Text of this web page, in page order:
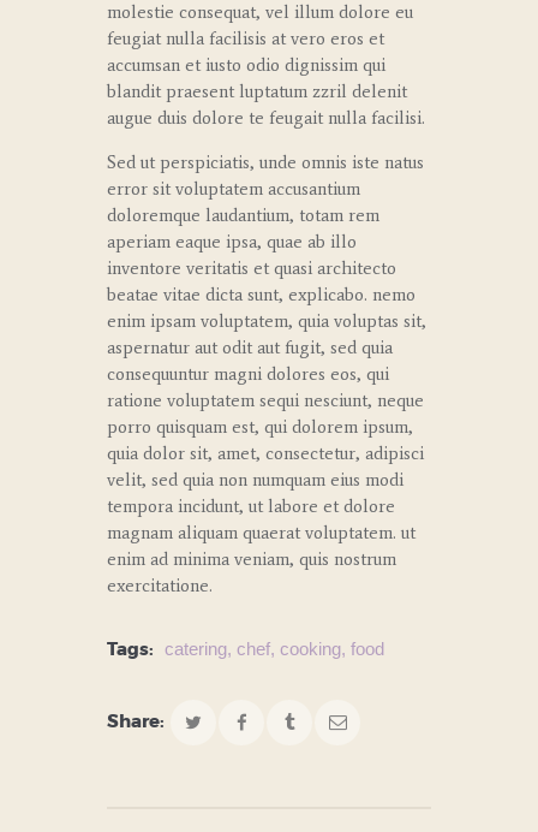
molestie consequat, vel illum dolore eu
feugiat nulla facilisis at vero eros et
accumsan et iusto odio dignissim qui
blandit praesent luptatum zzril delenit
augue duis dolore te feugait nulla facilisi.
Sed ut perspiciatis, unde omnis iste natus
error sit voluptatem accusantium
doloremque laudantium, totam rem
aperiam eaque ipsa, quae ab illo
inventore veritatis et quasi architecto
beatae vitae dicta sunt, explicabo. nemo
enim ipsam voluptatem, quia voluptas sit,
aspernatur aut odit aut fugit, sed quia
consequuntur magni dolores eos, qui
ratione voluptatem sequi nesciunt, neque
porro quisquam est, qui dolorem ipsum,
quia dolor sit, amet, consectetur, adipisci
velit, sed quia non numquam eius modi
tempora incidunt, ut labore et dolore
magnam aliquam quaerat voluptatem. ut
enim ad minima veniam, quis nostrum
exercitatione.
Tags: catering,chef,cooking,food
Share: